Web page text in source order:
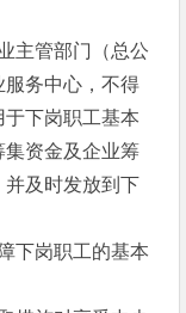
主管部门（总公
务中心，不得
下岗职工基本
资金及企业筹
及时发放到下
下岗职工的基本